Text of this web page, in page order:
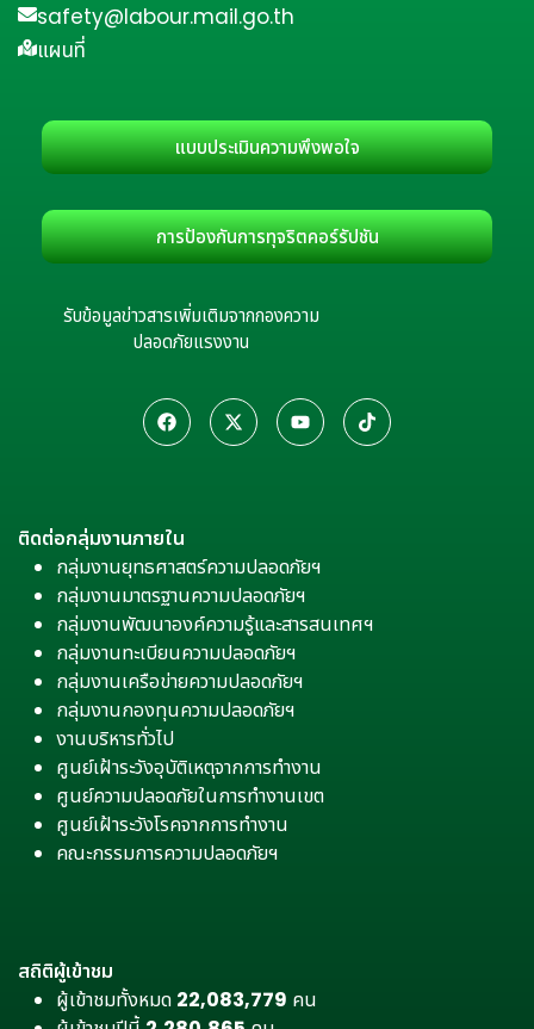
safety@labour.mail.go.th
แผนที่
แบบประเมินความพึงพอใจ
การป้องกันการทุจริตคอร์รัปชัน
รับข้อมูลข่าวสารเพิ่มเติมจากกองความ
ปลอดภัยแรงงาน
ติดต่อกลุ่มงานภายใน
กลุ่มงานยุทธศาสตร์ความปลอดภัยฯ
กลุ่มงานมาตรฐานความปลอดภัยฯ
กลุ่มงานพัฒนาองค์ความรู้และสารสนเทศฯ
กลุ่มงานทะเบียนความปลอดภัยฯ
กลุ่มงานเครือข่ายความปลอดภัยฯ
กลุ่มงานกองทุนความปลอดภัยฯ
งานบริหารทั่วไป
ศูนย์เฝ้าระวังอุบัติเหตุจากการทำงาน
ศูนย์ความปลอดภัยในการทำงานเขต
ศูนย์เฝ้าระวังโรคจากการทำงาน
คณะกรรมการความปลอดภัยฯ
สถิติผู้เข้าชม
ผู้เข้าชมทั้งหมด 22,083,779 คน